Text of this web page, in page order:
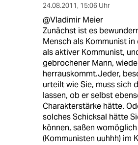
24.08.2011, 15:06 Uhr
@Vladimir Meier
Zunächst ist es
Mensch als Kommunist in
als aktiver Kommunist,
gebrochener Mann,
herrauskommt.Jeder,
urteilt wie Sie, muss sich
lassen, ob er selbst
Charakterstärke hätte.
solches Schicksal hätte
können, saßen
(Kommunisten uuhhh) im